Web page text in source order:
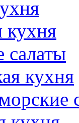
кухня
салаты
кухня